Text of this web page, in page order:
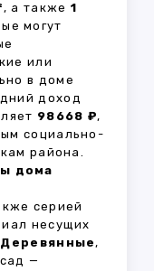
, а также 1
могут
или
в доме
доход
98668 ₽,
социально-
района.
дома
серией
несущих
Деревянные,
—